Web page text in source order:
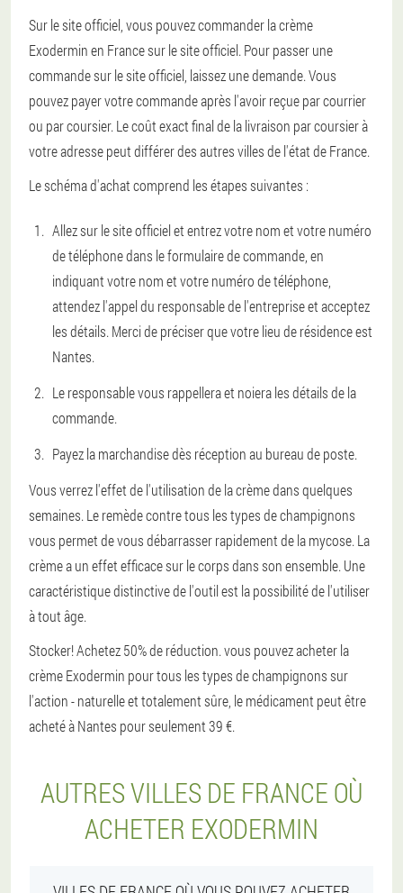
Sur le site officiel, vous pouvez commander la crème
Exodermin en France sur le site officiel. Pour passer une
commande sur le site officiel, laissez une demande. Vous
pouvez payer votre commande après l'avoir reçue par courrier
ou par coursier. Le coût exact final de la livraison par coursier à
votre adresse peut différer des autres villes de l'état de France.
Le schéma d'achat comprend les étapes suivantes :
Allez sur le site officiel et entrez votre nom et votre numéro
de téléphone dans le formulaire de commande, en
indiquant votre nom et votre numéro de téléphone,
attendez l'appel du responsable de l'entreprise et acceptez
les détails. Merci de préciser que votre lieu de résidence est
Nantes.
Le responsable vous rappellera et noiera les détails de la
commande.
Payez la marchandise dès réception au bureau de poste.
Vous verrez l'effet de l'utilisation de la crème dans quelques
semaines. Le remède contre tous les types de champignons
vous permet de vous débarrasser rapidement de la mycose. La
crème a un effet efficace sur le corps dans son ensemble. Une
caractéristique distinctive de l'outil est la possibilité de l'utiliser
à tout âge.
Stocker! Achetez 50% de réduction. vous pouvez acheter la
crème Exodermin pour tous les types de champignons sur
l'action - naturelle et totalement sûre, le médicament peut être
acheté à Nantes pour seulement 39 €.
AUTRES VILLES DE FRANCE OÙ
ACHETER EXODERMIN